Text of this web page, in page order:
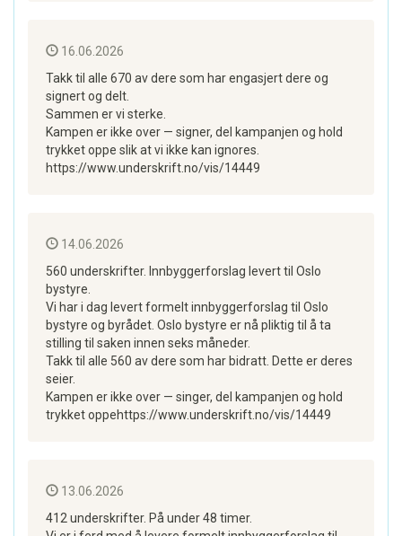
16.06.2026
Takk til alle 670 av dere som har engasjert dere og
signert og delt.
Sammen er vi sterke.
Kampen er ikke over — signer, del kampanjen og hold
trykket oppe slik at vi ikke kan ignores.
https://www.underskrift.no/vis/14449
14.06.2026
560 underskrifter. Innbyggerforslag levert til Oslo
bystyre.
Vi har i dag levert formelt innbyggerforslag til Oslo
bystyre og byrådet. Oslo bystyre er nå pliktig til å ta
stilling til saken innen seks måneder.
Takk til alle 560 av dere som har bidratt. Dette er deres
seier.
Kampen er ikke over — singer, del kampanjen og hold
trykket oppehttps://www.underskrift.no/vis/14449
13.06.2026
412 underskrifter. På under 48 timer.